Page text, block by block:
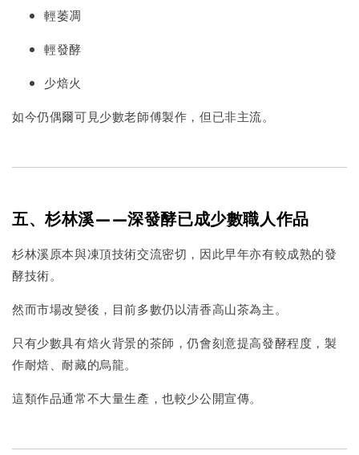
輕萎凋
輕發酵
少焙火
如今仍偶爾可見少數老師傅製作，但已非主流。
五、杉林溪——深發酵已成少數職人作品
杉林溪原本與凍頂技術交流密切，因此早年亦有較成熟的發
酵技術。
然而市場改變後，目前多數仍以清香高山茶為主。
只有少數具有焙火背景的茶師，仍會刻意提高發酵程度，製
作耐焙、耐藏的烏龍。
這類作品通常不大量生產，也較少公開宣傳。